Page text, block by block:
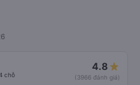
chỗ
4.8
(3966 đánh giá)